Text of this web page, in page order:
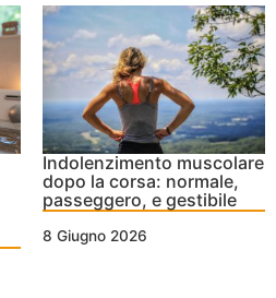
Indolenzimento muscolare
dopo la corsa: normale,
passeggero, e gestibile
8 Giugno 2026